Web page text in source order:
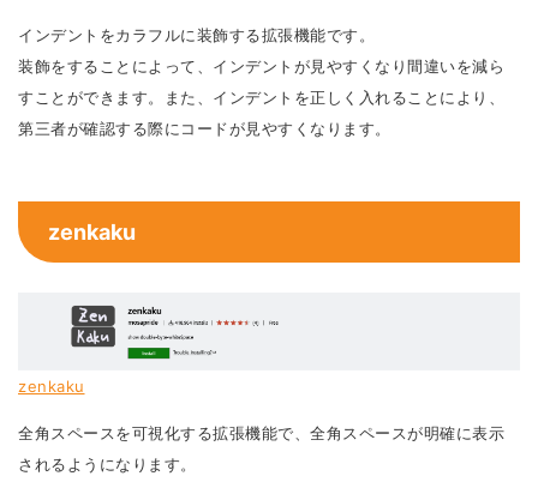
インデントをカラフルに装飾する拡張機能です。
装飾をすることによって、インデントが見やすくなり間違いを減ら
すことができます。また、インデントを正しく入れることにより、
第三者が確認する際にコードが見やすくなります。
zenkaku
zenkaku
全角スペースを可視化する拡張機能で、全角スペースが明確に表示
されるようになります。